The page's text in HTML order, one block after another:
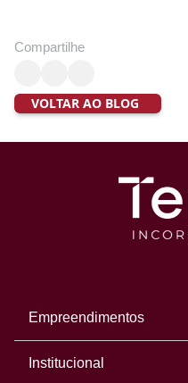
Compartilhe
VOLTAR AO BLOG
Empreendimentos
Institucional